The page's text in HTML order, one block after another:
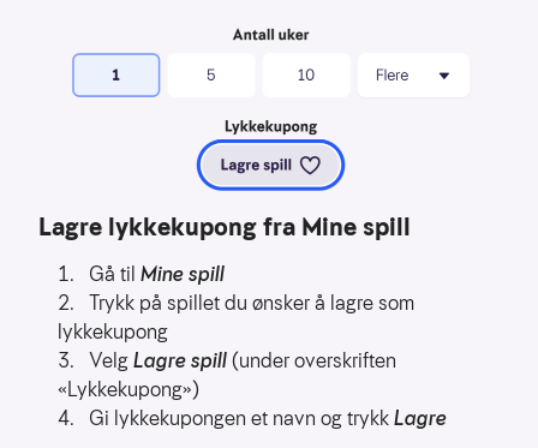
Lagre lykkekupong fra Mine spill
Gå til Mine spill
Trykk på spillet du ønsker å lagre som
lykkekupong
VelgLagre spill(under overskriften
«Lykkekupong»)
Gi lykkekupongen et navn og trykkLagre